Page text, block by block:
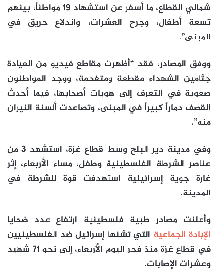
شمالي القطاع، ما أسفر عن استشهاد 19 مواطناً، بينهم
تسعة أطفال، وجرح العشرات، واندلاع حريق في
المبنى”.
ووفق المصادر، فقد “أظهرت مقاطع فيديو من العيادة
جثامين الشهداء مقطعة ومتفحمة، ووجد المواطنون
صعوبة في التعرف إلى هويات أصحابها، فيما أحدث
القصف دماراً كبيراً في المبنى، وتصاعدت ألسنة النيران
منه”.
وفي مدينة دير البلح وسط قطاع غزة، استشهد 3 من
عناصر الشرطة الفلسطينية وطفل، مساء الأربعاء، إثر
غارة جوية إسرائيلية استهدفت قوة للشرطة في
المدينة.
وأعلنت مصادر طبية فلسطينية ارتفاع عدد ضحايا
الإبادة الجماعية التي تشنها إسرائيل ضد الفلسطينيين
في قطاع غزة منذ فجر اليوم الأربعاء، إلى نحو 71 شهيد
وعشرات الإصابات.